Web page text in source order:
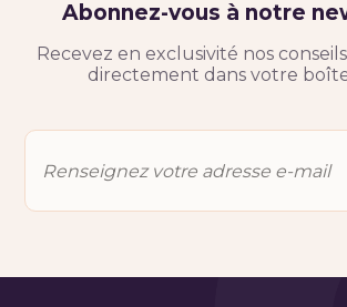
Abonnez-vous à notre
Recevez en exclusivité nos
directement dans votre boîte